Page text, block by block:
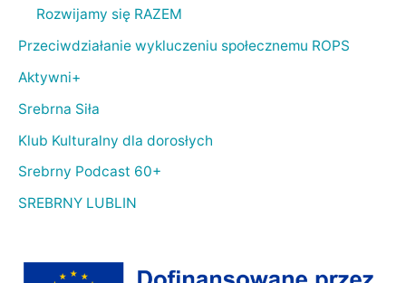
Rozwijamy się RAZEM
Przeciwdziałanie wykluczeniu społecznemu ROPS
Aktywni+
Srebrna Siła
Klub Kulturalny dla dorosłych
Srebrny Podcast 60+
SREBRNY LUBLIN